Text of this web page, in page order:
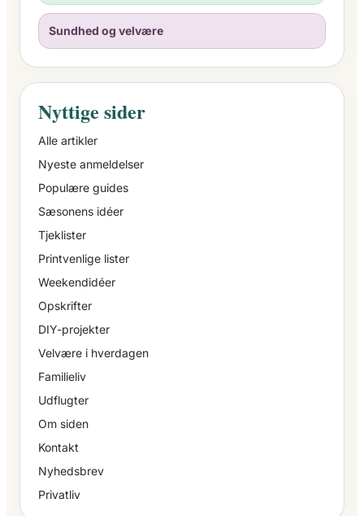
Sundhed og velvære
Nyttige sider
Alle artikler
Nyeste anmeldelser
Populære guides
Sæsonens idéer
Tjeklister
Printvenlige lister
Weekendidéer
Opskrifter
DIY-projekter
Velvære i hverdagen
Familieliv
Udflugter
Om siden
Kontakt
Nyhedsbrev
Privatliv